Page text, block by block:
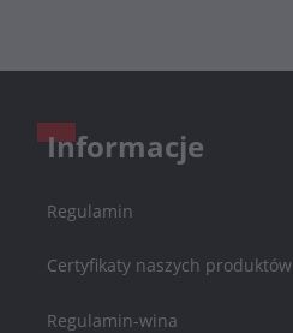
Informacje
Regulamin
Certyfikaty naszych produktów
Regulamin-wina